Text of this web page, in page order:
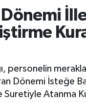
personelin
Dönemi İsteğe
Atanma
Haberleri